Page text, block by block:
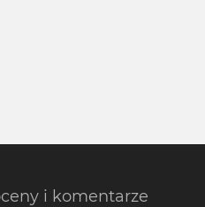
i komentarze